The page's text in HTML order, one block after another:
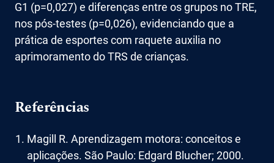
G1 (p=0,027) e diferenças entre os grupos no TRE,
nos pós-testes (p=0,026), evidenciando que a
prática de esportes com raquete auxilia no
aprimoramento do TRS de crianças.
Referências
Magill R. Aprendizagem motora: conceitos e
aplicações. São Paulo: Edgard Blucher; 2000.